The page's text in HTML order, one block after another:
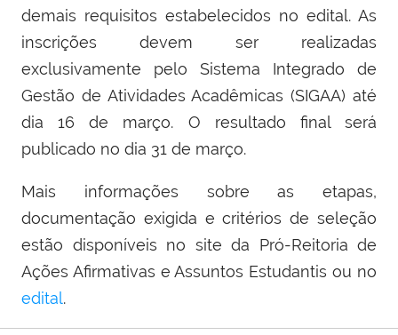
demais requisitos estabelecidos no edital. As
inscrições devem ser realizadas
exclusivamente pelo Sistema Integrado de
Gestão de Atividades Acadêmicas (SIGAA) até
dia 16 de março. O resultado final será
publicado no dia 31 de março.
Mais informações sobre as etapas,
documentação exigida e critérios de seleção
estão disponíveis no site da Pró-Reitoria de
Ações Afirmativas e Assuntos Estudantis ou no
edital.